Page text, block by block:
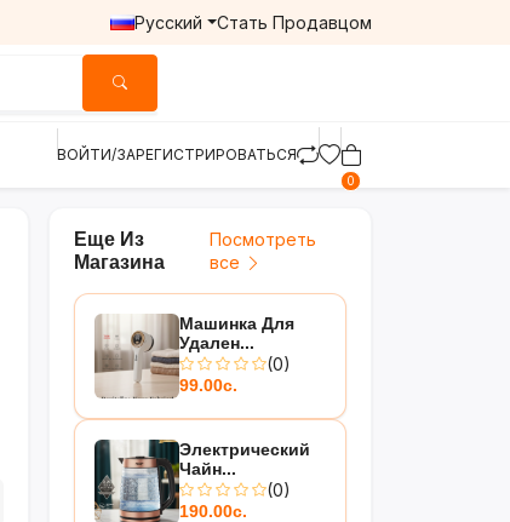
Русский Стать Продавцом
ВОЙТИ/ЗАРЕГИСТРИРОВАТЬСЯ
0
Еще Из
Магазина
Посмотреть
все
Машинка Для
Удален...
(0)
99.00с.
Электрический
Чайн...
(0)
190.00с.